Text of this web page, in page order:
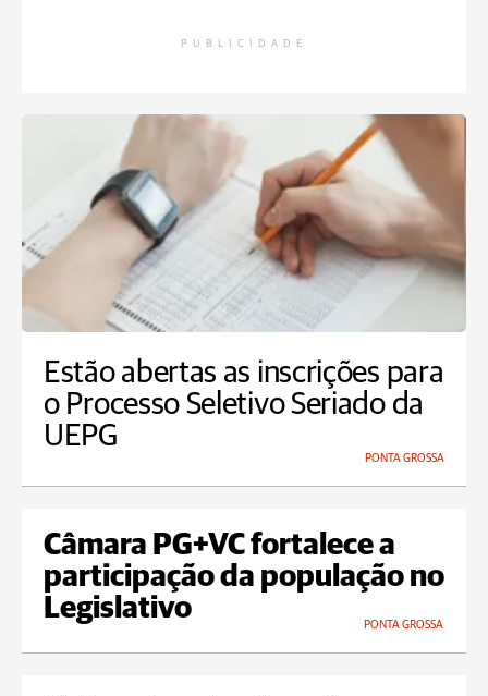
PUBLICIDADE
Estão abertas as inscrições para
o Processo Seletivo Seriado da
UEPG
PONTA GROSSA
Câmara PG+VC fortalece a
participação da população no
Legislativo
PONTA GROSSA